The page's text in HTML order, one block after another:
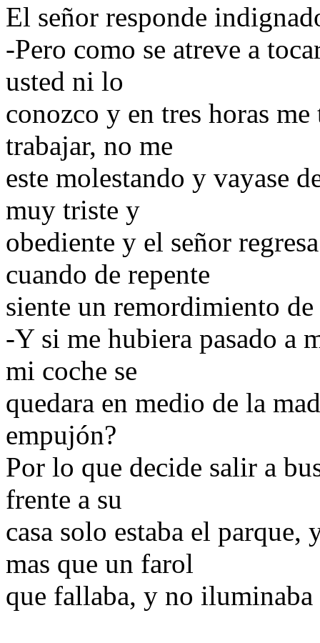
El señor responde
-Pero como se atreve a
usted ni lo
conozco y en tres horas
trabajar, no me
este molestando y vayase
muy triste y
obediente y el señor
cuando de repente
siente un remordimiento
-Y si me hubiera pasado a
mi coche se
quedara en medio de la
empujón?
Por lo que decide salir a
frente a su
casa solo estaba el
mas que un farol
que fallaba, y no